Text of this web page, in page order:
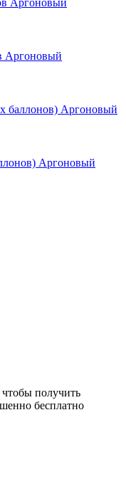
Аргоновый
Аргоновый
Аргоновый
Аргоновый
получить
бесплатно